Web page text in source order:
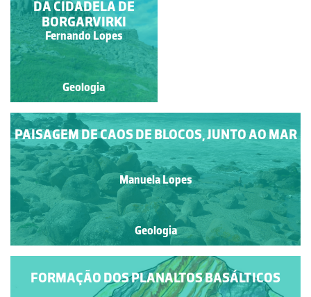
DOS AÇORES
Alexandra Nobre
Geologia
PAISAGEM DE CAOS DE BLOCOS, JUNTO AO MAR
Manuela Lopes
Geologia
FORMAÇÃO DOS PLANALTOS BASÁLTICOS
DA CIDADELA DE
BORGARVIRKI
Fernando Lopes
Geologia